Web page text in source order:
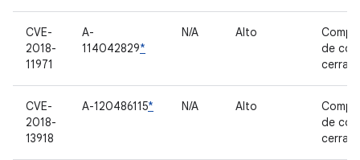
CVE-
2018-
11971
A-
114042829*
N/A Alto
de
CVE-
2018-
13918
A-120486115* N/A Alto
de